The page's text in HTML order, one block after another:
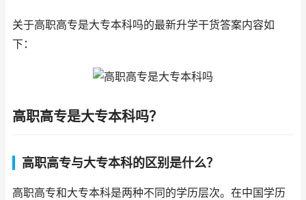
关于高职高专是大专本科吗的最新升学干货答案内容如
下：
高职高专是大专本科吗？
高职高专与大专本科的区别是什么？
高职高专和大专本科是两种不同的学历层次。在中国学历